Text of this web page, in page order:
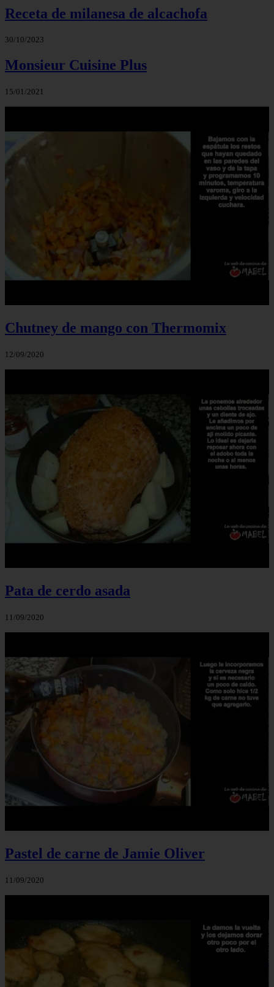
Receta de milanesa de alcachofa
30/10/2023
Monsieur Cuisine Plus
15/01/2021
Chutney de mango con Thermomix
12/09/2020
Pata de cerdo asada
11/09/2020
Pastel de carne de Jamie Oliver
11/09/2020